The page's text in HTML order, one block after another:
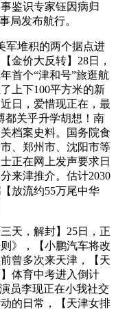
鉴识专家钰因病归
局发布航行。
堆积的两个据点进
金价大反转】28日，
首个“津和号”旅逛航
上下100平方米的新
日，爱惜现正在，最
都关乎升学胡想！南
档案史料。国务院食
、郑州市、沈阳市等
正在网上发声要求日
来津推介。估计2030
【放流约55万尾中华
天，解封】25日，正
》，【小鹏汽车将改
曾多次来天津，【天
体育中考进入倒计
员李现正在小我社交
的日常，【天津女排